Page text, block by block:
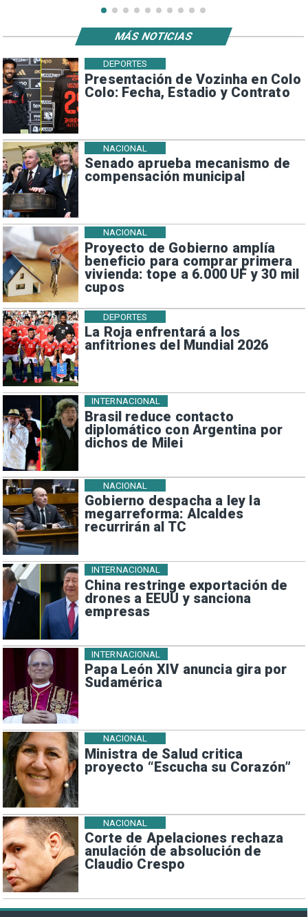
Presentación de Vozinha en Colo
Colo: Fecha, Estadio y Contrato
DEPORTES
Senado aprueba mecanismo de
compensación municipal
NACIONAL
Proyecto de Gobierno amplía
beneficio para comprar primera
vivienda: tope a 6.000 UF y 30 mil
cupos
NACIONAL
La Roja enfrentará a los
anfitriones del Mundial 2026
DEPORTES
Brasil reduce contacto
diplomático con Argentina por
dichos de Milei
INTERNACIONAL
Gobierno despacha a ley la
megarreforma: Alcaldes
recurrirán al TC
NACIONAL
China restringe exportación de
drones a EEUU y sanciona
empresas
INTERNACIONAL
Papa León XIV anuncia gira por
Sudamérica
INTERNACIONAL
Ministra de Salud critica
proyecto “Escucha su Corazón”
NACIONAL
Corte de Apelaciones rechaza
anulación de absolución de
Claudio Crespo
NACIONAL
MÁS NOTICIAS